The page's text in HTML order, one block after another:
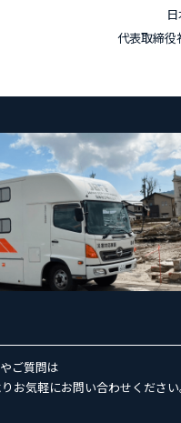
代表取締
ご質問は
お気軽にお問い合わせください